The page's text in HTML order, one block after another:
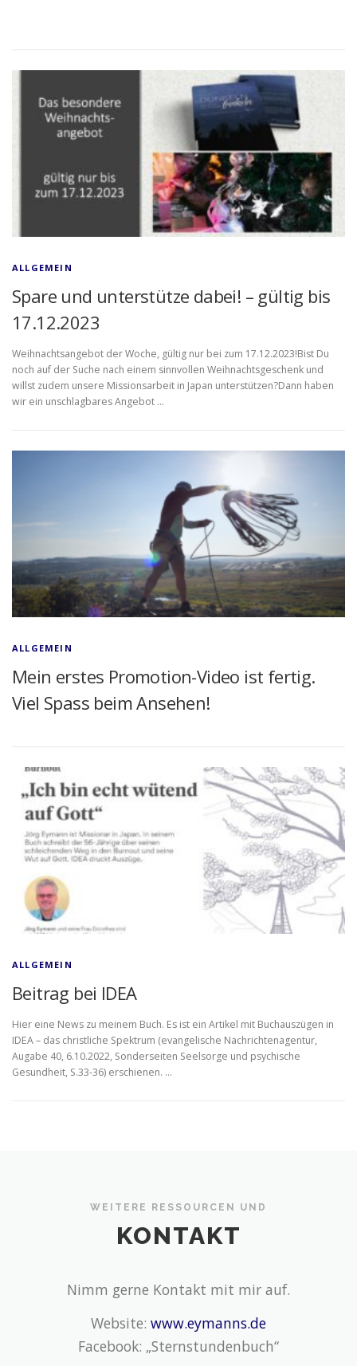
ALLGEMEIN
Spare und unterstütze dabei! – gültig bis
17.12.2023
Weihnachtsangebot der Woche, gültig nur bei zum 17.12.2023!Bist Du
noch auf der Suche nach einem sinnvollen Weihnachtsgeschenk und
willst zudem unsere Missionsarbeit in Japan unterstützen?Dann haben
wir ein unschlagbares Angebot …
ALLGEMEIN
Mein erstes Promotion-Video ist fertig.
Viel Spass beim Ansehen!
ALLGEMEIN
Beitrag bei IDEA
Hier eine News zu meinem Buch. Es ist ein Artikel mit Buchauszügen in
IDEA – das christliche Spektrum (evangelische Nachrichtenagentur,
Augabe 40, 6.10.2022, Sonderseiten Seelsorge und psychische
Gesundheit, S.33-36) erschienen. …
WEITERE RESSOURCEN UND
KONTAKT
Nimm gerne Kontakt mit mir auf.
Website: www.eymanns.de
Facebook: „Sternstundenbuch“